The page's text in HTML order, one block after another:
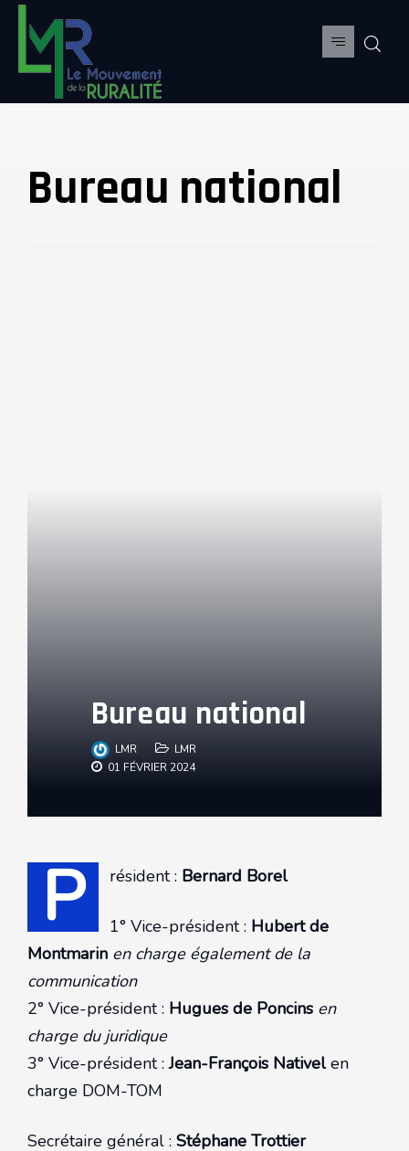
Bureau national
Bureau national
LMR
LMR
01 FÉVRIER 2024
P résident : Bernard Borel
1° Vice-président : Hubert de
Montmarin en charge également de la
communication
2° Vice-président : Hugues de Poncins en
charge du juridique
3° Vice-président :Jean-François Nativelen
charge DOM-TOM
Secrétaire général : Stéphane Trottier